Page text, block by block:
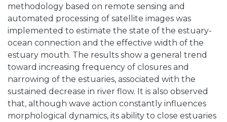
methodology based on remote sensing and
automated processing of satellite images was
implemented to estimate the state of the estuary-
ocean connection and the effective width of the
estuary mouth. The results show a general trend
toward increasing frequency of closures and
narrowing of the estuaries, associated with the
sustained decrease in river flow. It is also observed
that, although wave action constantly influences
morphological dynamics, its ability to close estuaries